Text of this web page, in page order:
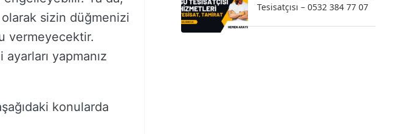
sizin düğmenizi
vermeyecektir.
yapmanız
konularda
Tesisatçısı – 0532 384 77 07